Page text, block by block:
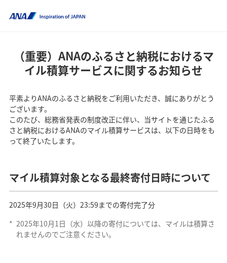
（重要）ANAのふるさと納税におけるマ
イル積算サービスに関するお知らせ
平素よりANAのふるさと納税をご利用いただき、誠にありがとう
ございます。
このたび、総務省発表の制度改正に伴い、当サイトを通じたふる
さと納税におけるANAのマイル積算サービスは、以下の日時をも
って終了いたします。
マイル積算対象となる最終寄付日時について
2025年9月30日（火）23:59までの寄付完了分
* 2025年10月1日（水）以降の寄付については、マイルは積算さ
れませんのでご注意ください。